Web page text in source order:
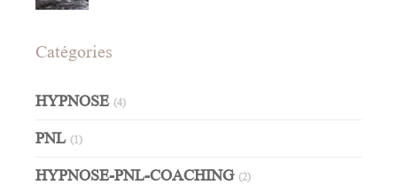
Catégories
HYPNOSE (4)
PNL (1)
HYPNOSE-PNL-COACHING (2)